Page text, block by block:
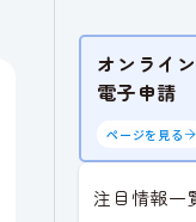
オンライ
電子申請
ページを見る
注目情報一